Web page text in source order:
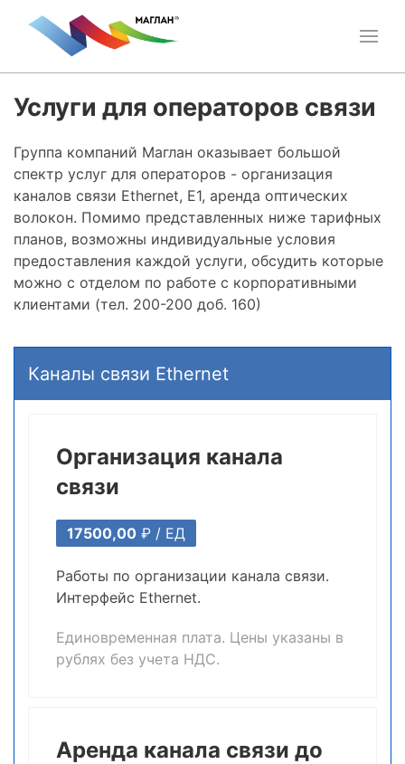
Услуги для операторов связи
Группа компаний Маглан оказывает большой
спектр услуг для операторов - организация
каналов связи Ethernet, E1, аренда оптических
волокон. Помимо представленных ниже тарифных
планов, возможны индивидуальные условия
предоставления каждой услуги, обсудить которые
можно с отделом по работе с корпоративными
клиентами (тел. 200-200 доб. 160)
Каналы связи Ethernet
Организация канала
связи
17500,00 ₽ / ЕД
Работы по организации канала связи.
Интерфейс Ethernet.
Единовременная плата. Цены указаны в
рублях без учета НДС.
Аренда канала связи до